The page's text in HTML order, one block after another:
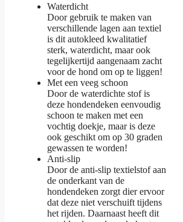
Waterdicht
Door gebruik te maken van
verschillende lagen aan textiel
is dit autokleed kwalitatief
sterk, waterdicht, maar ook
tegelijkertijd aangenaam zacht
voor de hond om op te liggen!
Met een veeg schoon
Door de waterdichte stof is
deze hondendeken eenvoudig
schoon te maken met een
vochtig doekje, maar is deze
ook geschikt om op 30 graden
gewassen te worden!
Anti-slip
Door de anti-slip textielstof aan
de onderkant van de
hondendeken zorgt dier ervoor
dat deze niet verschuift tijdens
het rijden. Daarnaast heeft dit